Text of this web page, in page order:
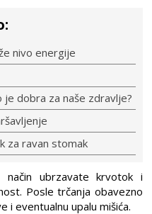
nivo energije
dobra za naše zdravlje?
za ravan stomak
ubrzavate krvotok i
Posle trčanja obavezno
i eventualnu upalu mišića.